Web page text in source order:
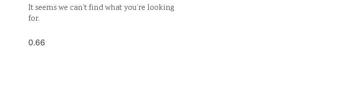
It seems we can’t find what you’re looking
for.